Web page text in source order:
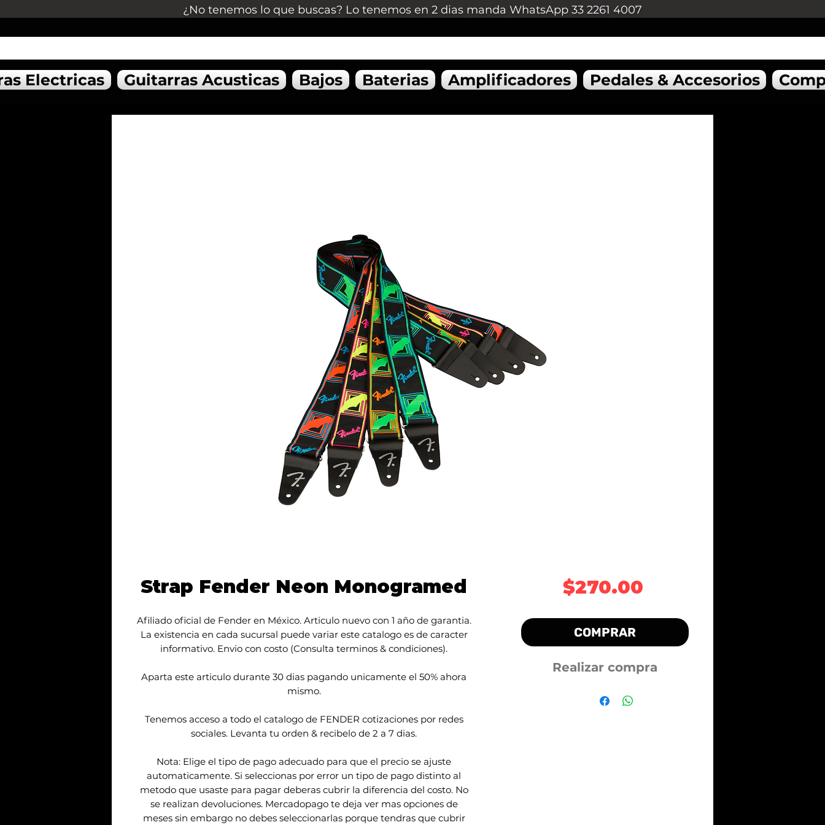
¿No tenemos lo que buscas? Lo tenemos en 2 dias manda WhatsApp 33 2261 4007
Electricas Guitarras Acusticas Bajos Baterias Amplificadores Pedales & Accesorios
Strap Fender Neon Monogramed
Afiliado oficial de Fender en México. Articulo nuevo con 1 año de garantia.
La existencia en cada sucursal puede variar este catalogo es de caracter
informativo. Envio con costo (Consulta terminos & condiciones).
Aparta este articulo durante 30 dias pagando unicamente el 50% ahora
mismo.
Tenemos acceso a todo el catalogo de FENDER cotizaciones por redes
sociales. Levanta tu orden & recibelo de 2 a 7 dias.
Nota: Elige el tipo de pago adecuado para que el precio se ajuste
automaticamente. Si seleccionas por error un tipo de pago distinto al
metodo que usaste para pagar deberas cubrir la diferencia del costo. No
se realizan devoluciones. Mercadopago te deja ver mas opciones de
meses sin embargo no debes seleccionarlas porque tendras que cubrir
$270.00
COMPRAR
Realizar compra